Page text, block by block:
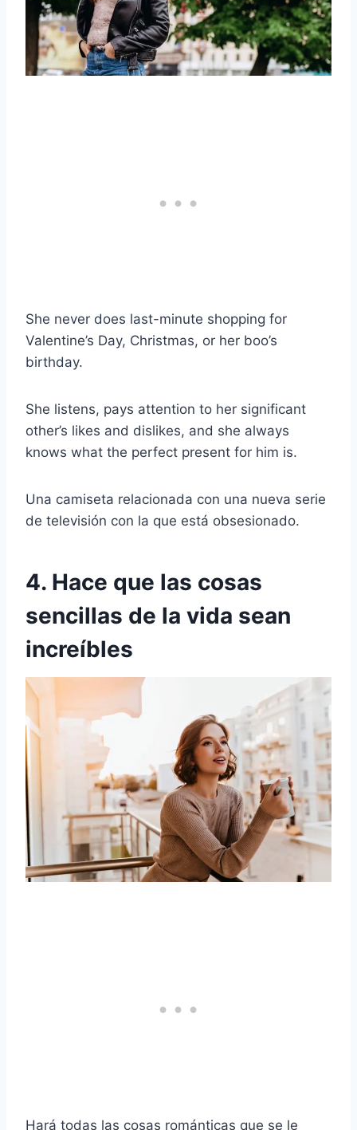
She never does last-minute shopping for
Valentine’s Day, Christmas, or her boo’s
birthday.
She listens, pays attention to her significant
other’s likes and dislikes, and she always
knows what the perfect present for him is.
Una camiseta relacionada con una nueva serie
de televisión con la que está obsesionado.
4. Hace que las cosas
sencillas de la vida sean
increíbles
Hará todas las cosas románticas que se le